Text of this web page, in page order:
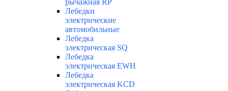
рычажная RP
Лебедки
электрические
автомобильные
Лебедка
электрическая SQ
Лебедка
электрическая EWH
Лебедка
электрическая KCD